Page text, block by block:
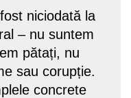
niciodată la
– nu suntem
pătați, nu
sau corupție.
concrete